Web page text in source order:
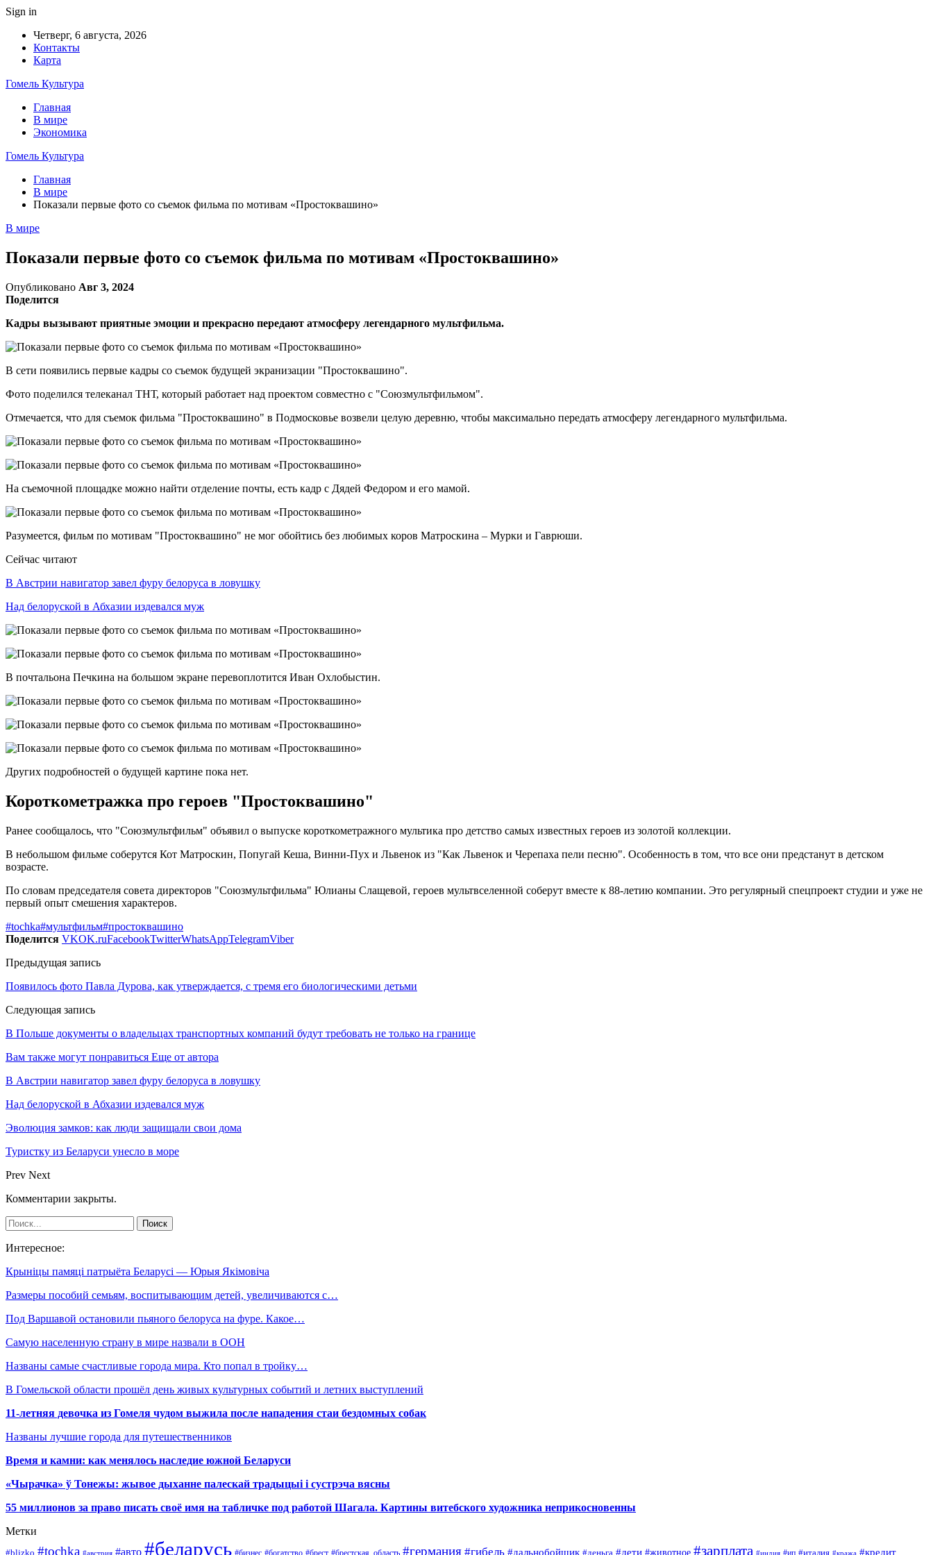
Sign in
Четверг, 6 августа, 2026
Контакты
Карта
Гомель Культура
Главная
В мире
Экономика
Гомель Культура
Главная
В мире
Показали первые фото со съемок фильма по мотивам «Простоквашино»
В мире
Показали первые фото со съемок фильма по мотивам «Простоквашино»
Опубликовано Авг 3, 2024
Поделится
Кадры вызывают приятные эмоции и прекрасно передают атмосферу легендарного мультфильма.
В сети появились первые кадры со съемок будущей экранизации "Простоквашино".
Фото поделился телеканал ТНТ, который работает над проектом совместно с "Союзмультфильмом".
Отмечается, что для съемок фильма "Простоквашино" в Подмосковье возвели целую деревню, чтобы максимально передать атмосферу легендарного мультфильма.
На съемочной площадке можно найти отделение почты, есть кадр с Дядей Федором и его мамой.
Разумеется, фильм по мотивам "Простоквашино" не мог обойтись без любимых коров Матроскина – Мурки и Гаврюши.
Сейчас читают
В Австрии навигатор завел фуру белоруса в ловушку
Над белоруской в Абхазии издевался муж
В почтальона Печкина на большом экране перевоплотится Иван Охлобыстин.
Других подробностей о будущей картине пока нет.
Короткометражка про героев "Простоквашино"
Ранее сообщалось, что "Союзмультфильм" объявил о выпуске короткометражного мультика про детство самых известных героев из золотой коллекции.
В небольшом фильме соберутся Кот Матроскин, Попугай Кеша, Винни-Пух и Львенок из "Как Львенок и Черепаха пели песню". Особенность в том, что все они предстанут в детском
возрасте.
По словам председателя совета директоров "Союзмультфильма" Юлианы Слащевой, героев мультвселенной соберут вместе к 88-летию компании. Это регулярный спецпроект студии и уже не
первый опыт смешения характеров.
#tochka#мультфильм#простоквашино
Поделится VKOK.ruFacebookTwitterWhatsAppTelegramViber
Предыдущая запись
Появилось фото Павла Дурова, как утверждается, с тремя его биологическими детьми
Следующая запись
В Польше документы о владельцах транспортных компаний будут требовать не только на границе
Вам также могут понравиться Еще от автора
В Австрии навигатор завел фуру белоруса в ловушку
Над белоруской в Абхазии издевался муж
Эволюция замков: как люди защищали свои дома
Туристку из Беларуси унесло в море
Prev Next
Комментарии закрыты.
Интересное:
Крыніцы памяці патрыёта Беларусі — Юрыя Якімовіча
Размеры пособий семьям, воспитывающим детей, увеличиваются с…
Под Варшавой остановили пьяного белоруса на фуре. Какое…
Самую населенную страну в мире назвали в ООН
Названы самые счастливые города мира. Кто попал в тройку…
В Гомельской области прошёл день живых культурных событий и летних выступлений
11-летняя девочка из Гомеля чудом выжила после нападения стаи бездомных собак
Названы лучшие города для путешественников
Время и камни: как менялось наследие южной Беларуси
«Чырачка» ў Тонежы: жывое дыханне палескай традыцыі і сустрэча вясны
55 миллионов за право писать своё имя на табличке под работой Шагала. Картины витебского художника неприкосновенны
Метки
#blizko #tochka #австрия #авто #беларусь #бизнес #богатство #брест #брестская_область #германия #гибель #дальнобойщик #деньга #дети #животное #зарплата #индия #ип #италия #кража #кредит